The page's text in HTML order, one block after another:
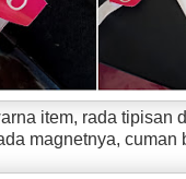
item, rada tipisan
magnetnya, cuman